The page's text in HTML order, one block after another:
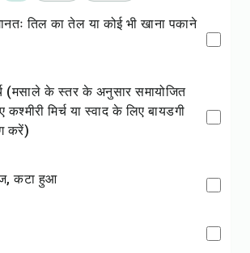
मिर्च या स्वाद के लिए बायडगी
करें)
कटा हुआ